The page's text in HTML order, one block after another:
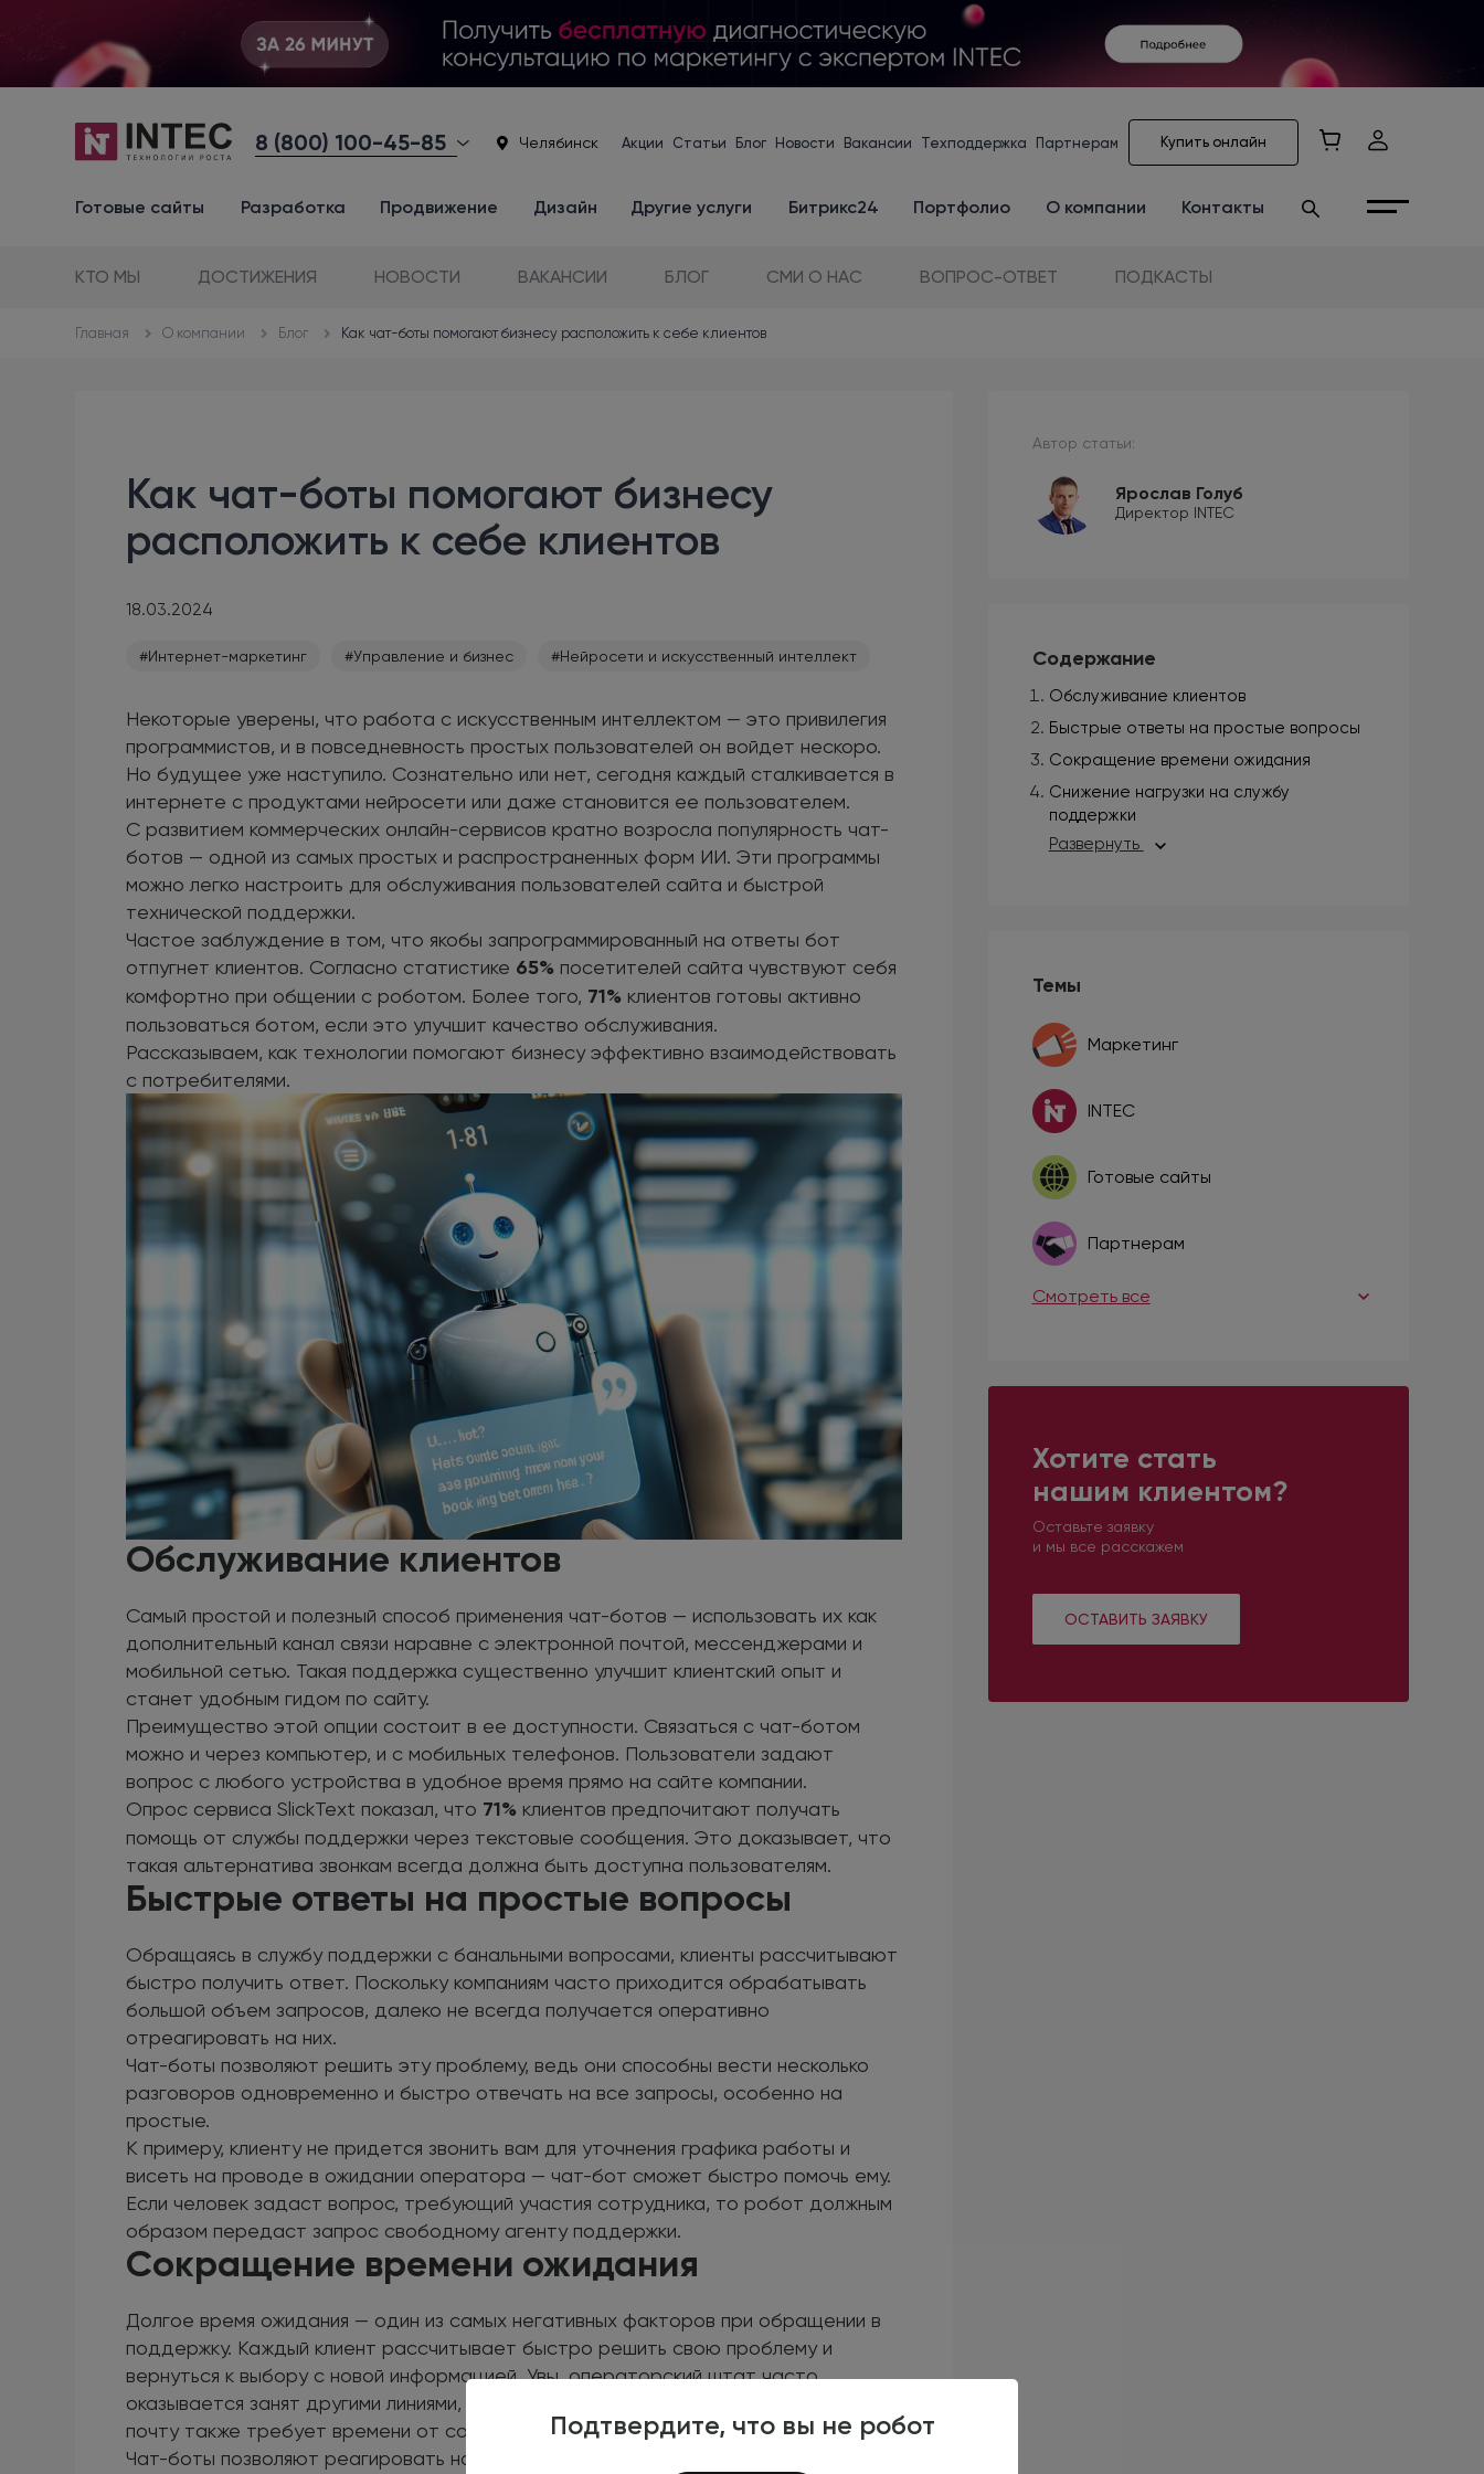
Подтвердите, что вы не робот
8 (800) 100-45-85 Челябинск Акции Статьи Блог Новости Вакансии Техподдержка Партнерам Купить онлайн
Готовые сайты Разработка Продвижение Дизайн Другие услуги Битрикс24 Портфолио О компании Контакты
КТО МЫ ДОСТИЖЕНИЯ НОВОСТИ ВАКАНСИИ БЛОГ СМИ О НАС ВОПРОС-ОТВЕТ ПОДКАСТЫ
Главная О компании Блог Как чат-боты помогают бизнесу расположить к себе клиентов
Автор статьи:
Ярослав Голуб
Директор INTEC
Содержание
Обслуживание клиентов
Быстрые ответы на простые вопросы
Сокращение времени ожидания
Снижение нагрузки на службу
поддержки
Развернуть
Темы
Маркетинг
INTEC
Готовые сайты
Партнерам
Смотреть все
Хотите стать
нашим клиентом?
Оставьте заявку
и мы все расскажем
ОСТАВИТЬ ЗАЯВКУ
Как чат-боты помогают бизнесу
расположить к себе клиентов
18.03.2024
#Интернет-маркетинг #Управление и бизнес #Нейросети и искусственный интеллект
Некоторые уверены, что работа с искусственным интеллектом — это привилегия
программистов, и в повседневность простых пользователей он войдет нескоро.
Но будущее уже наступило. Сознательно или нет, сегодня каждый сталкивается в
интернете с продуктами нейросети или даже становится ее пользователем.
С развитием коммерческих онлайн-сервисов кратно возросла популярность чат-
ботов — одной из самых простых и распространенных форм ИИ. Эти программы
можно легко настроить для обслуживания пользователей сайта и быстрой
технической поддержки.
Частое заблуждение в том, что якобы запрограммированный на ответы бот
отпугнет клиентов. Согласно статистике 65% посетителей сайта чувствуют себя
комфортно при общении с роботом. Более того, 71% клиентов готовы активно
пользоваться ботом, если это улучшит качество обслуживания.
Рассказываем, как технологии помогают бизнесу эффективно взаимодействовать
с потребителями.
Обслуживание клиентов
Самый простой и полезный способ применения чат-ботов — использовать их как
дополнительный канал связи наравне с электронной почтой, мессенджерами и
мобильной сетью. Такая поддержка существенно улучшит клиентский опыт и
станет удобным гидом по сайту.
Преимущество этой опции состоит в ее доступности. Связаться с чат-ботом
можно и через компьютер, и с мобильных телефонов. Пользователи задают
вопрос с любого устройства в удобное время прямо на сайте компании.
Опрос сервиса SlickText показал, что 71% клиентов предпочитают получать
помощь от службы поддержки через текстовые сообщения. Это доказывает, что
такая альтернатива звонкам всегда должна быть доступна пользователям.
Быстрые ответы на простые вопросы
Обращаясь в службу поддержки с банальными вопросами, клиенты рассчитывают
быстро получить ответ. Поскольку компаниям часто приходится обрабатывать
большой объем запросов, далеко не всегда получается оперативно
отреагировать на них.
Чат-боты позволяют решить эту проблему, ведь они способны вести несколько
разговоров одновременно и быстро отвечать на все запросы, особенно на
простые.
К примеру, клиенту не придется звонить вам для уточнения графика работы и
висеть на проводе в ожидании оператора — чат-бот сможет быстро помочь ему.
Если человек задаст вопрос, требующий участия сотрудника, то робот должным
образом передаст запрос свободному агенту поддержки.
Сокращение времени ожидания
Долгое время ожидания — один из самых негативных факторов при обращении в
поддержку. Каждый клиент рассчитывает быстро решить свою проблему и
вернуться к выбору с новой информацией. Увы, операторский штат часто
оказывается занят другими линиями, а индивидуальный ответ на электронную
почту также требует времени от сотрудников.
Чат-боты позволяют реагировать на запросы клиентов практически моментально.